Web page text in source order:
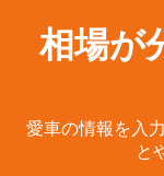
相場が
愛車の情報を入
と